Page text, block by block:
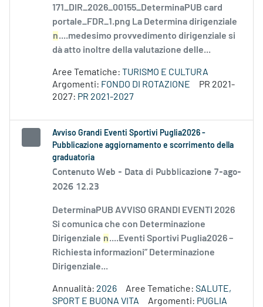
171_DIR_2026_00155_DeterminaPUB card
portale_FDR_1.png La Determina dirigenziale
n....medesimo provvedimento dirigenziale si
dà atto inoltre della valutazione delle...
Aree Tematiche: TURISMO E CULTURA
Argomenti: FONDO DI ROTAZIONE
PR 2021-
2027: PR 2021-2027
Avviso Grandi Eventi Sportivi Puglia2026 -
Pubblicazione aggiornamento e scorrimento della
graduatoria
Contenuto Web - Data di Pubblicazione 7-ago-
2026 12.23
DeterminaPUB AVVISO GRANDI EVENTI 2026
Si comunica che con Determinazione
Dirigenziale n....Eventi Sportivi Puglia2026 –
Richiesta informazioni” Determinazione
Dirigenziale...
Annualità: 2026 Aree Tematiche: SALUTE,
SPORT E BUONA VITA
Argomenti: PUGLIA